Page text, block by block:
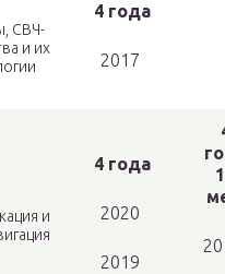
СВЧ-
и их
4 года
2017
и
4 года
2020
2019